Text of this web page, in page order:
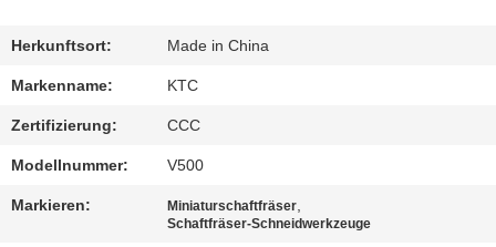
SIE
MIT
UNS
IN
VERBINDUNG
Herkunftsort: Made in China
Markenname: KTC
Zertifizierung: CCC
Modellnummer: V500
Markieren: Miniaturschaftfräser,
Schaftfräser-Schneidwerkzeuge